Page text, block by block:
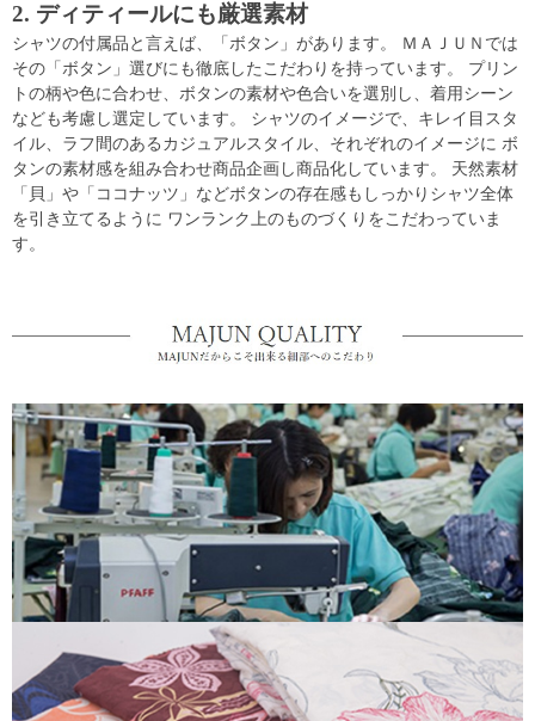
2. ディティールにも厳選素材
シャツの付属品と言えば、「ボタン」があります。 ＭＡＪＵＮでは
その「ボタン」選びにも徹底したこだわりを持っています。 プリン
トの柄や色に合わせ、ボタンの素材や色合いを選別し、着用シーン
なども考慮し選定しています。 シャツのイメージで、キレイ目スタ
イル、ラフ間のあるカジュアルスタイル、それぞれのイメージに ボ
タンの素材感を組み合わせ商品企画し商品化しています。 天然素材
「貝」や「ココナッツ」などボタンの存在感もしっかりシャツ全体
を引き立てるように ワンランク上のものづくりをこだわっていま
す。